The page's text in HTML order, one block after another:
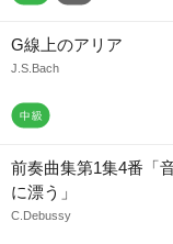
G線上のアリア
J.S.Bach
前奏曲集第1集4番「
に漂う」
C.Debussy